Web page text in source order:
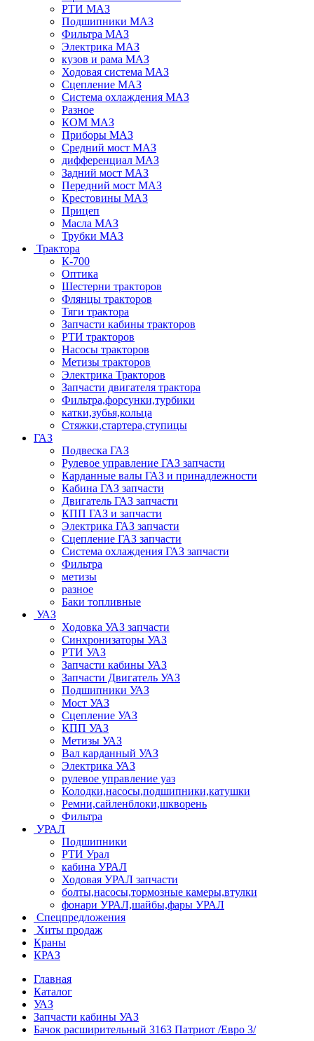
РТИ МАЗ
Подшипники МАЗ
Фильтра МАЗ
Электрика МАЗ
кузов и рама МАЗ
Ходовая система МАЗ
Сцепление МАЗ
Система охлаждения МАЗ
Разное
КОМ МАЗ
Приборы МАЗ
Средний мост МАЗ
дифференциал МАЗ
Задний мост МАЗ
Передний мост МАЗ
Крестовины МАЗ
Прицеп
Масла МАЗ
Трубки МАЗ
Трактора
К-700
Оптика
Шестерни тракторов
Флянцы тракторов
Тяги трактора
Запчасти кабины тракторов
РТИ тракторов
Насосы тракторов
Метизы тракторов
Электрика Тракторов
Запчасти двигателя трактора
Фильтра,форсунки,турбики
катки,зубья,кольца
Стяжки,стартера,ступицы
ГАЗ
Подвеска ГАЗ
Рулевое управление ГАЗ запчасти
Карданные валы ГАЗ и принадлежности
Кабина ГАЗ запчасти
Двигатель ГАЗ запчасти
КПП ГАЗ и запчасти
Электрика ГАЗ запчасти
Сцепление ГАЗ запчасти
Система охлаждения ГАЗ запчасти
Фильтра
метизы
разное
Баки топливные
УАЗ
Ходовка УАЗ запчасти
Синхронизаторы УАЗ
РТИ УАЗ
Запчасти кабины УАЗ
Запчасти Двигатель УАЗ
Подшипники УАЗ
Мост УАЗ
Сцепление УАЗ
КПП УАЗ
Метизы УАЗ
Вал карданный УАЗ
Электрика УАЗ
рулевое управление уаз
Колодки,насосы,подшипники,катушки
Ремни,сайленблоки,шкворень
Фильтра
УРАЛ
Подшипники
РТИ Урал
кабина УРАЛ
Ходовая УРАЛ запчасти
болты,насосы,тормозные камеры,втулки
фонари УРАЛ,шайбы,фары УРАЛ
Спецпредложения
Хиты продаж
Краны
КРАЗ
Главная
Каталог
УАЗ
Запчасти кабины УАЗ
Бачок расширительный 3163 Патриот /Евро 3/